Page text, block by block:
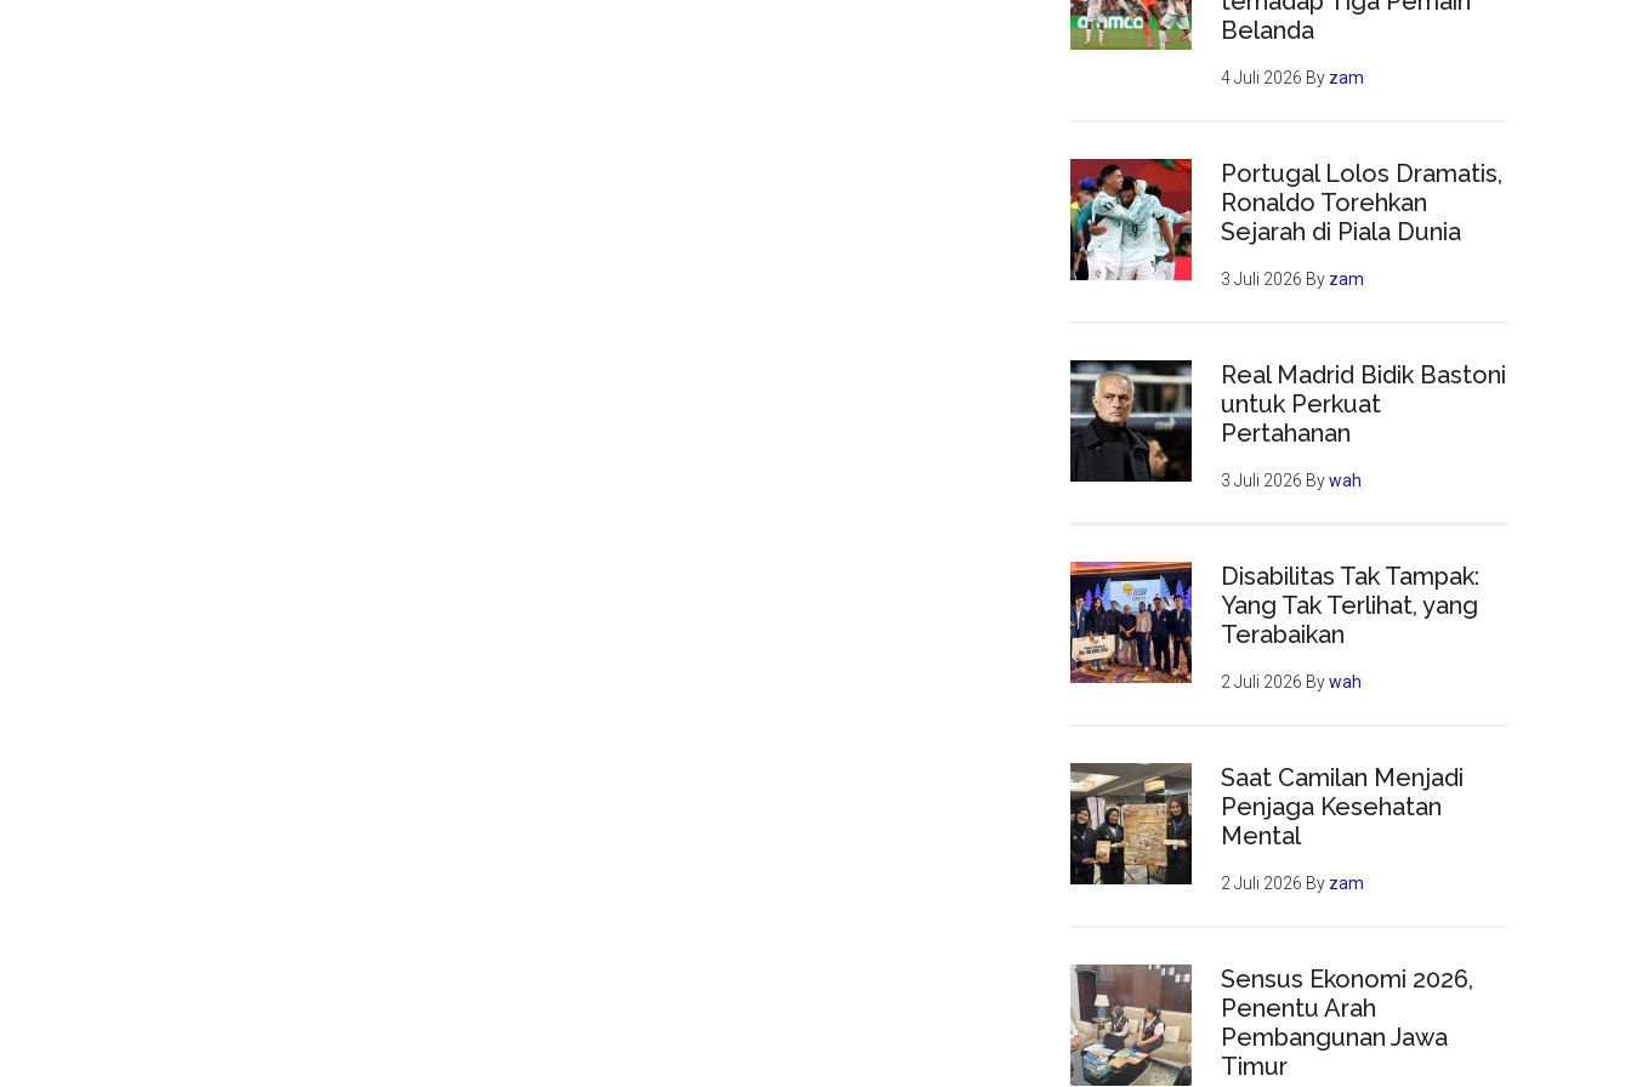
Belanda
4 Juli 2026 By zam
Portugal Lolos Dramatis,
Ronaldo Torehkan
Sejarah di Piala Dunia
3 Juli 2026 By zam
Real Madrid Bidik Bastoni
untuk Perkuat
Pertahanan
3 Juli 2026 Bywah
Disabilitas Tak Tampak:
Yang Tak Terlihat, yang
Terabaikan
2 Juli 2026 Bywah
Saat Camilan Menjadi
Penjaga Kesehatan
Mental
2 Juli 2026 By zam
Sensus Ekonomi 2026,
Penentu Arah
Pembangunan Jawa
Timur